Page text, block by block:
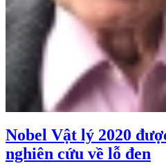
Nobel Vật lý 2020
nghiên cứu về lỗ đen